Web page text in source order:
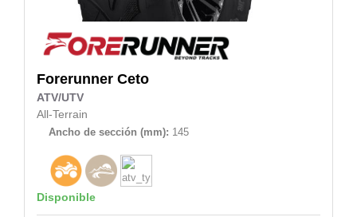
Forerunner Ceto
ATV/UTV
All-Terrain
Ancho de sección (mm): 145
Disponible